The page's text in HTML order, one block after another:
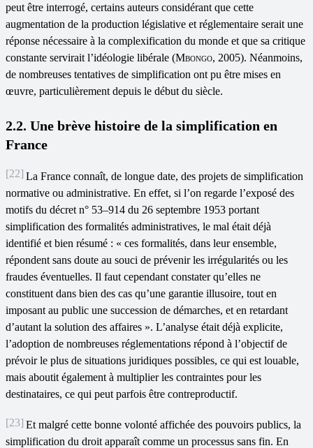
peut être interrogé, certains auteurs considérant que cette
augmentation de la production législative et réglementaire serait une
réponse nécessaire à la complexification du monde et que sa critique
constante servirait l’idéologie libérale (Mbongo, 2005). Néanmoins,
de nombreuses tentatives de simplification ont pu être mises en
œuvre, particulièrement depuis le début du siècle.
2.2. Une brève histoire de la simplification en
France
[22] La France connaît, de longue date, des projets de simplification
normative ou administrative. En effet, si l’on regarde l’exposé des
motifs du décret n° 53–914 du 26 septembre 1953 portant
simplification des formalités administratives, le mal était déjà
identifié et bien résumé : « ces formalités, dans leur ensemble,
répondent sans doute au souci de prévenir les irrégularités ou les
fraudes éventuelles. Il faut cependant constater qu’elles ne
constituent dans bien des cas qu’une garantie illusoire, tout en
imposant au public une succession de démarches, et en retardant
d’autant la solution des affaires ». L’analyse était déjà explicite,
l’adoption de nombreuses réglementations répond à l’objectif de
prévoir le plus de situations juridiques possibles, ce qui est louable,
mais aboutit également à multiplier les contraintes pour les
destinataires, ce qui peut parfois être contreproductif.
[23] Et malgré cette bonne volonté affichée des pouvoirs publics, la
simplification du droit apparaît comme un processus sans fin. En